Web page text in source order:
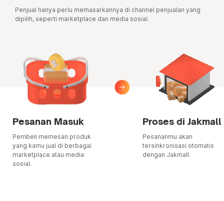
Penjual hanya perlu memasarkannya di channel penjualan yang
dipilih, seperti marketplace dan media sosial.
Pesanan Masuk
Pembeli memesan produk
yang kamu jual di berbagai
marketplace atau media
sosial.
Proses di Jakmall
Pesananmu akan
tersinkronisasi otomatis
dengan Jakmall.